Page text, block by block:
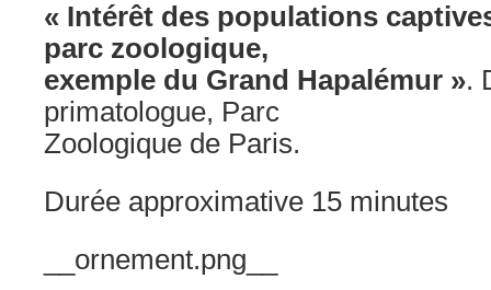
« Intérêt des populations
parc zoologique,
exemple du Grand Hapalémur ».
primatologue, Parc
Zoologique de Paris.
Durée approximative 15 minutes
__ornement.png__